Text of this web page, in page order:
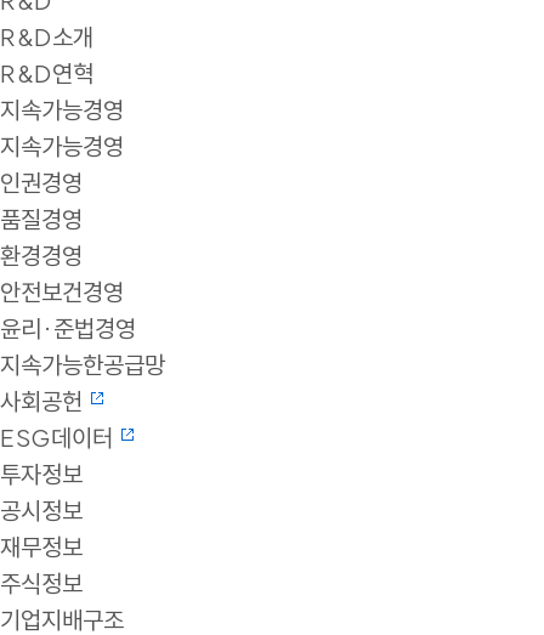
R&D소개
R&D연혁
지속가능경영
지속가능경영
인권경영
품질경영
환경경영
안전보건경영
윤리·준법경영
지속가능한공급망
사회공헌
ESG데이터
투자정보
공시정보
재무정보
주식정보
기업지배구조